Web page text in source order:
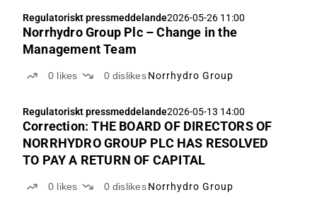
Regulatoriskt pressmeddelande2026-05-26 11:00
Norrhydro Group Plc – Change in the
Management Team
0 likes 0 dislikes Norrhydro Group
Regulatoriskt pressmeddelande2026-05-13 14:00
Correction: THE BOARD OF DIRECTORS OF
NORRHYDRO GROUP PLC HAS RESOLVED
TO PAY A RETURN OF CAPITAL
0 likes 0 dislikes Norrhydro Group